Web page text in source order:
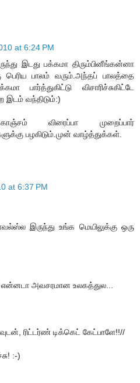
at 6:24 PM
இடது பக்கமா திரும்பினீங்கன்னா
பாலம் வரும்.அந்தப் பாலத்தை
பார்த்துகிட்டு விசாரிச்சுகிட்டே
வந்திடும்:)
விரைப்பா முறைப்பார்
பழகிடும்.முன் வாழ்த்துக்கள்.
at 6:37 PM
இருந்து உங்க மெயிலுக்கு ஒரு
அவசரமான உலகத்துல...
ரிட்டர்ண் டிக்கெட் கேட்பாளே!!//
:-)